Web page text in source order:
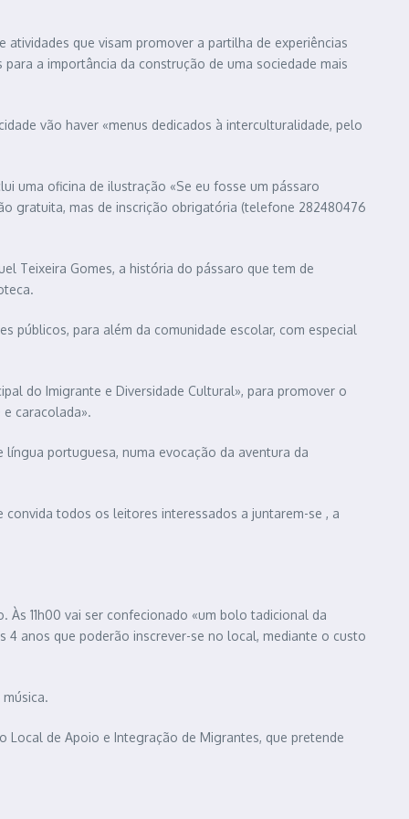
que visam promover a partilha de experiências
a importância da construção de uma sociedade mais
vão haver «menus dedicados à interculturalidade, pelo
uma oficina de ilustração «Se eu fosse um pássaro
gratuita, mas de inscrição obrigatória (telefone 282480476
Teixeira Gomes, a história do pássaro que tem de
públicos, para além da comunidade escolar, com especial
do Imigrante e Diversidade Cultural», para promover o
caracolada».
portuguesa, numa evocação da aventura da
convida todos os leitores interessados a juntarem-se , a
11h00 vai ser confecionado «um bolo tadicional da
4 anos que poderão inscrever-se no local, mediante o custo
Local de Apoio e Integração de Migrantes, que pretende